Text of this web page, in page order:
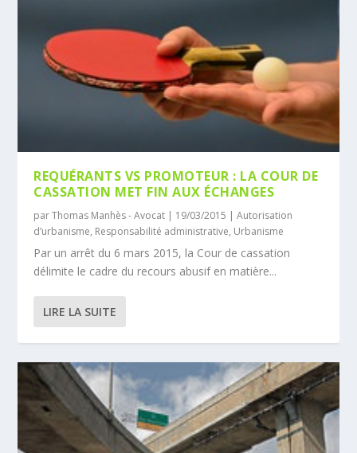
REQUÉRANTS VS PROMOTEUR : LA COUR DE
CASSATION MET FIN AUX ÉCHANGES
parThomas Manhès - Avocat | 19/03/2015 |Autorisation
d’urbanisme, Responsabilité administrative, Urbanisme
Par un arrêt du 6 mars 2015, la Cour de cassation
délimite le cadre du recours abusif en matière...
LIRE LA SUITE